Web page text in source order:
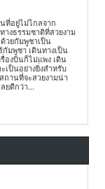
ที่อยู่ไม่ไกลจาก
างธรรมชาติที่สวยงาม
วยกัมพูชาเป็น
กัมพูชา เดินทางเป็น
องบินก็ไม่แพง เดิน
เป็นอย่างยิ่งสำหรับ
ถานที่จะสวยงามน่า
ยดีกว่า...